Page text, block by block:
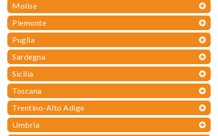
Molise
Piemonte
Puglia
Sardegna
Sicilia
Toscana
Trentino-Alto Adige
Umbria